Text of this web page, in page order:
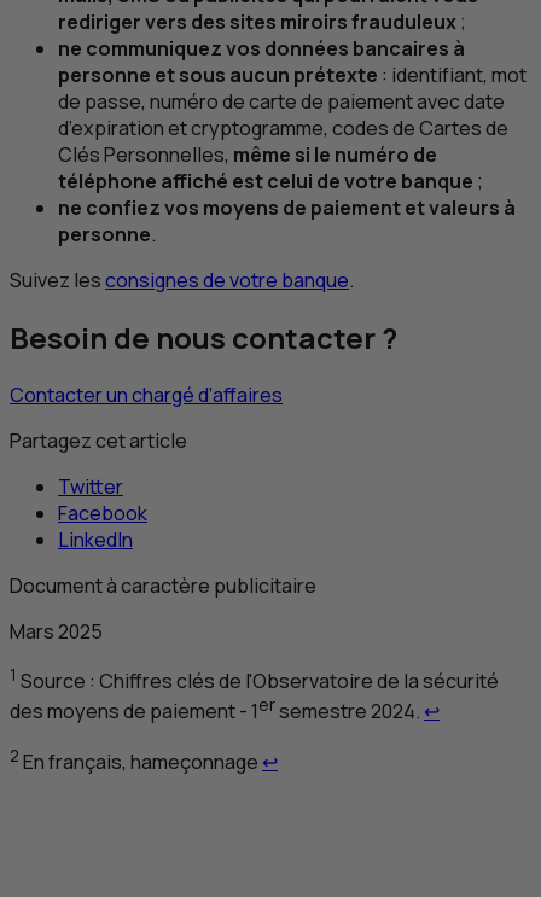
rediriger vers des sites miroirs frauduleux;
ne communiquez vos données bancaires à
personne et sous aucun prétexte : identifiant, mot
de passe, numéro de carte de paiement avec date
d’expiration et cryptogramme, codes de Cartes de
Clés Personnelles, même si le numéro de
téléphone affiché est celui de votre banque ;
ne confiez vos moyens de paiement et valeurs à
personne.
Suivez lesconsignes de votre banque.
Besoin de nous contacter ?
Contacter un chargé d’affaires
Partagez cet article
Twitter
Facebook
LinkedIn
Document à caractère publicitaire
Mars 2025
1 Source : Chiffres clés de l'Observatoire de la sécurité
des moyens de paiement - 1ersemestre 2024. ↩Retour au
2 En français, hameçonnage ↩Retour au renvoi 2